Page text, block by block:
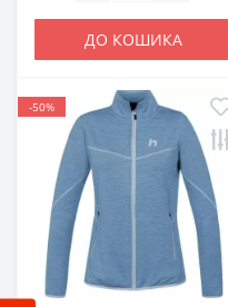
ДО КОШИКА
-50%